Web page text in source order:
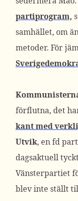
partiprogram,
samhället, om
metoder. För
förflutna, det
kant med
Utvik, en fd
dagsaktuell
Vänsterpartiet
blev inte ställt